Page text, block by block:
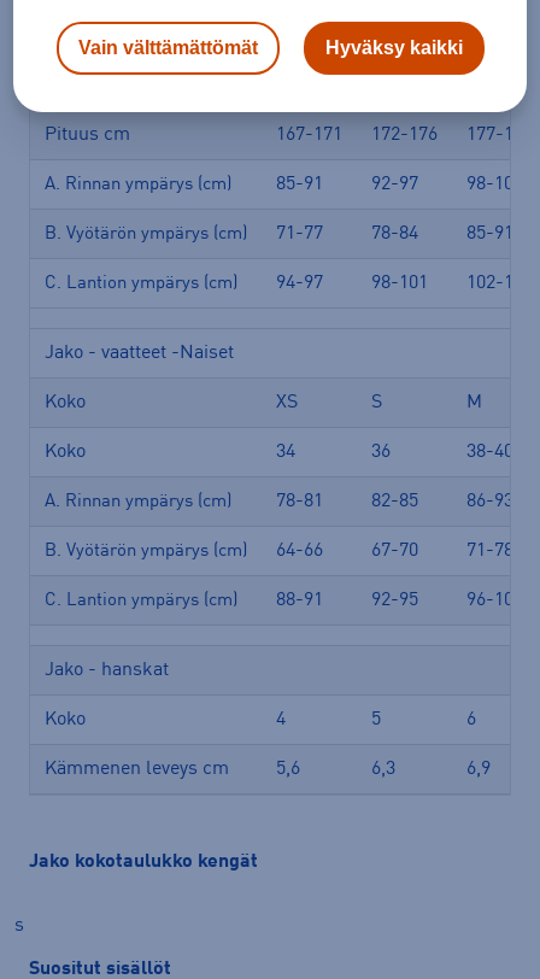
Koko S M
Pituus cm 167-171 172-176 177-182
A. Rinnan ympärys (cm) 85-91 92-97 98-103
B. Vyötärön ympärys (cm) 71-77 78-84 85-91
C. Lantion ympärys (cm) 94-97 98-101 102-105
Jako - vaatteet -Naiset
Koko XS S M
Koko 34 36 38-40
A. Rinnan ympärys (cm) 78-81 82-85 86-93
B. Vyötärön ympärys (cm) 64-66 67-70 71-78
C. Lantion ympärys (cm) 88-91 92-95 96-101
Jako - hanskat
Koko 4 5 6
Kämmenen leveys cm 5,6 6,3 6,9
Jako kokotaulukko kengät
s
Suositut sisällöt
Vain välttämättömät Hyväksy kaikki